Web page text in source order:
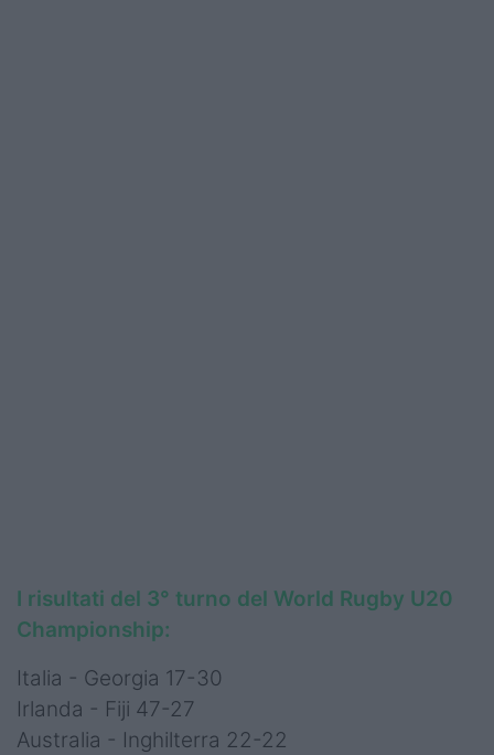
I risultati del 3° turno del World Rugby U20
Championship:
Italia - Georgia 17-30
Irlanda - Fiji 47-27
Australia - Inghilterra 22-22